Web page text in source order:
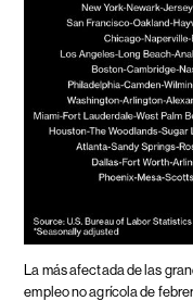
La más afectada de las
empleo no agrícola de